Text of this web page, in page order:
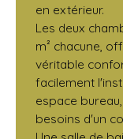
en extérieur.
Les deux
m² chacune,
véritable
facilement
espace
besoins d'un